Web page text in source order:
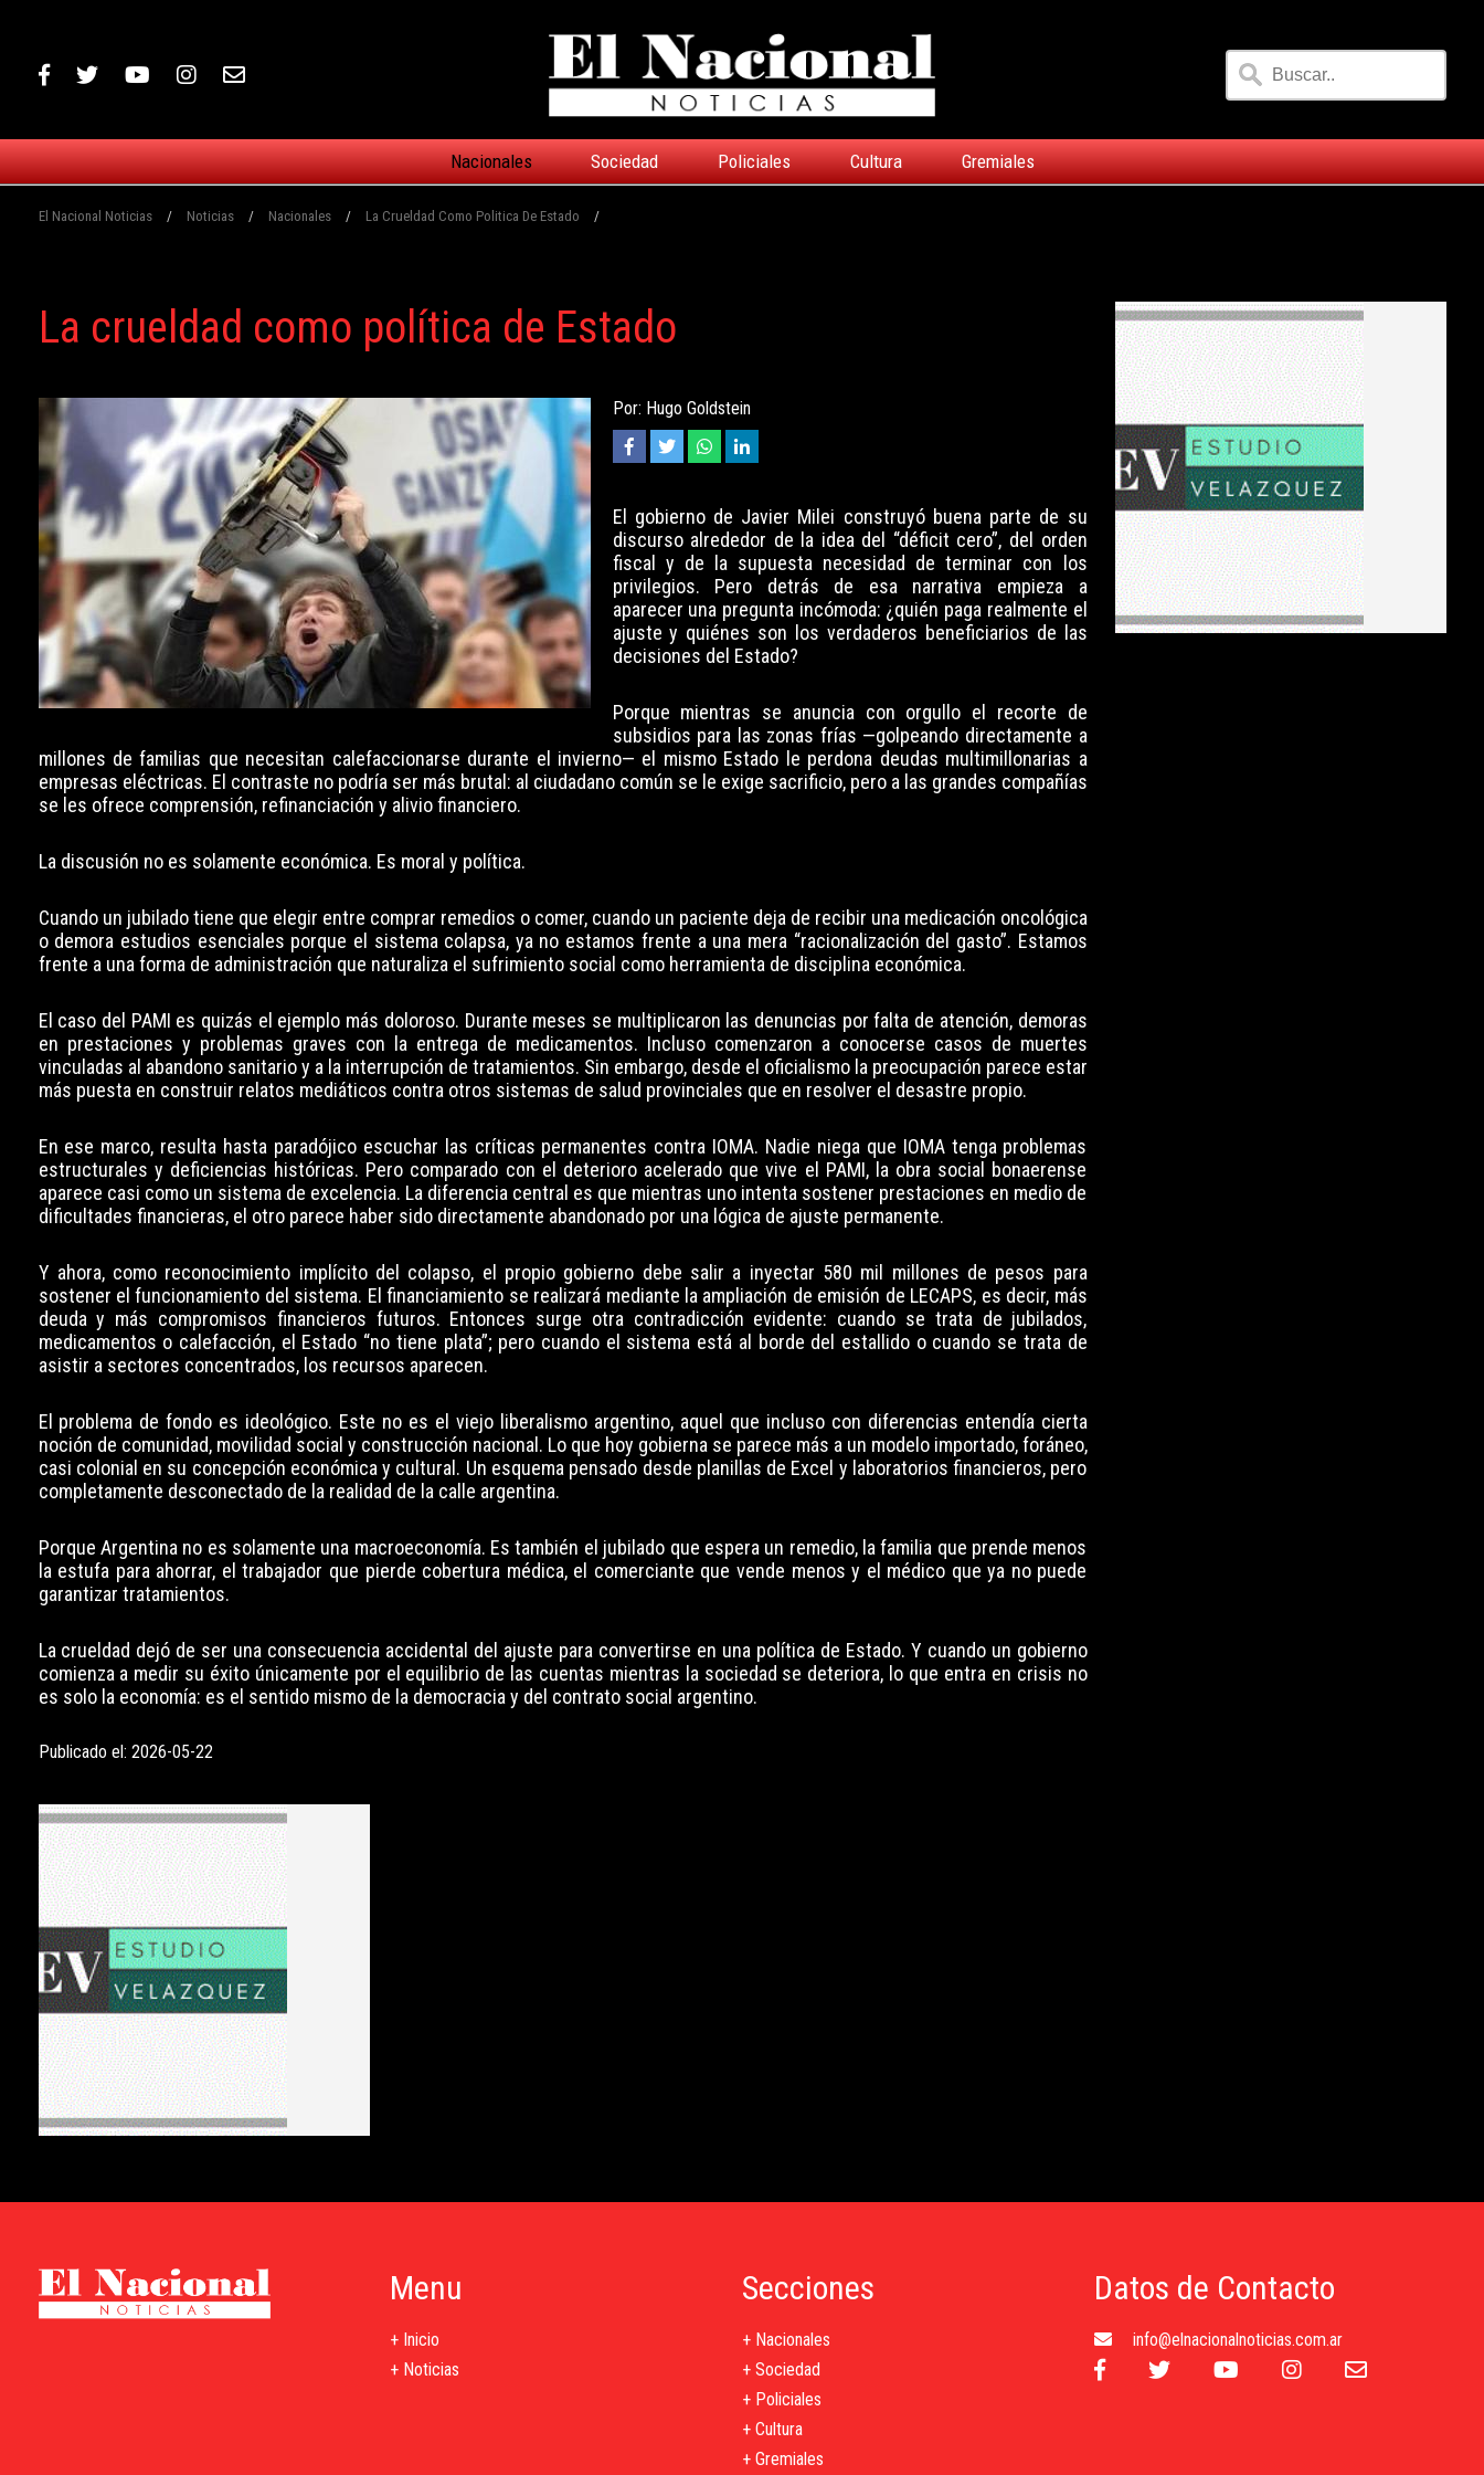
Nacionales Sociedad Policiales Cultura Gremiales
El Nacional Noticias / Noticias / Nacionales / La Crueldad Como Politica De Estado /
La crueldad como política de Estado
Por: Hugo Goldstein
El gobierno de Javier Milei construyó buena parte de su
discurso alrededor de la idea del “déficit cero”, del orden
fiscal y de la supuesta necesidad de terminar con los
privilegios. Pero detrás de esa narrativa empieza a
aparecer una pregunta incómoda: ¿quién paga realmente el
ajuste y quiénes son los verdaderos beneficiarios de las
decisiones del Estado?
Porque mientras se anuncia con orgullo el recorte de
subsidios para las zonas frías —golpeando directamente a
millones de familias que necesitan calefaccionarse durante el invierno— el mismo Estado le perdona deudas multimillonarias a
empresas eléctricas. El contraste no podría ser más brutal: al ciudadano común se le exige sacrificio, pero a las grandes compañías
se les ofrece comprensión, refinanciación y alivio financiero.
La discusión no es solamente económica. Es moral y política.
Cuando un jubilado tiene que elegir entre comprar remedios o comer, cuando un paciente deja de recibir una medicación oncológica
o demora estudios esenciales porque el sistema colapsa, ya no estamos frente a una mera “racionalización del gasto”. Estamos
frente a una forma de administración que naturaliza el sufrimiento social como herramienta de disciplina económica.
El caso del PAMI es quizás el ejemplo más doloroso. Durante meses se multiplicaron las denuncias por falta de atención, demoras
en prestaciones y problemas graves con la entrega de medicamentos. Incluso comenzaron a conocerse casos de muertes
vinculadas al abandono sanitario y a la interrupción de tratamientos. Sin embargo, desde el oficialismo la preocupación parece estar
más puesta en construir relatos mediáticos contra otros sistemas de salud provinciales que en resolver el desastre propio.
En ese marco, resulta hasta paradójico escuchar las críticas permanentes contra IOMA. Nadie niega que IOMA tenga problemas
estructurales y deficiencias históricas. Pero comparado con el deterioro acelerado que vive el PAMI, la obra social bonaerense
aparece casi como un sistema de excelencia. La diferencia central es que mientras uno intenta sostener prestaciones en medio de
dificultades financieras, el otro parece haber sido directamente abandonado por una lógica de ajuste permanente.
Y ahora, como reconocimiento implícito del colapso, el propio gobierno debe salir a inyectar 580 mil millones de pesos para
sostener el funcionamiento del sistema. El financiamiento se realizará mediante la ampliación de emisión de LECAPS, es decir, más
deuda y más compromisos financieros futuros. Entonces surge otra contradicción evidente: cuando se trata de jubilados,
medicamentos o calefacción, el Estado “no tiene plata”; pero cuando el sistema está al borde del estallido o cuando se trata de
asistir a sectores concentrados, los recursos aparecen.
El problema de fondo es ideológico. Este no es el viejo liberalismo argentino, aquel que incluso con diferencias entendía cierta
noción de comunidad, movilidad social y construcción nacional. Lo que hoy gobierna se parece más a un modelo importado, foráneo,
casi colonial en su concepción económica y cultural. Un esquema pensado desde planillas de Excel y laboratorios financieros, pero
completamente desconectado de la realidad de la calle argentina.
Porque Argentina no es solamente una macroeconomía. Es también el jubilado que espera un remedio, la familia que prende menos
la estufa para ahorrar, el trabajador que pierde cobertura médica, el comerciante que vende menos y el médico que ya no puede
garantizar tratamientos.
La crueldad dejó de ser una consecuencia accidental del ajuste para convertirse en una política de Estado. Y cuando un gobierno
comienza a medir su éxito únicamente por el equilibrio de las cuentas mientras la sociedad se deteriora, lo que entra en crisis no
es solo la economía: es el sentido mismo de la democracia y del contrato social argentino.
Publicado el: 2026-05-22
Menu
+ Inicio
+ Noticias
Secciones
+ Nacionales
+ Sociedad
+ Policiales
+ Cultura
+ Gremiales
Datos de Contacto
info@elnacionalnoticias.com.ar